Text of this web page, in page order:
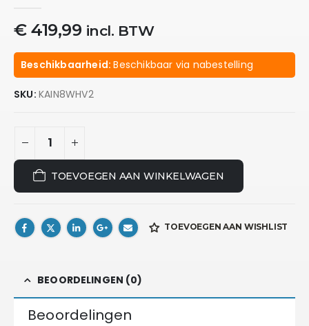
€419,99 incl. BTW
Beschikbaarheid:Beschikbaar via nabestelling
SKU: KAIN8WHV2
TOEVOEGEN AAN WINKELWAGEN
TOEVOEGEN AAN WISHLIST
BEOORDELINGEN (0)
Beoordelingen